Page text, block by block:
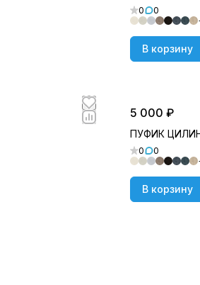
0
0
В корзину
5 000 ₽
ПУФИК
0
0
В корзину